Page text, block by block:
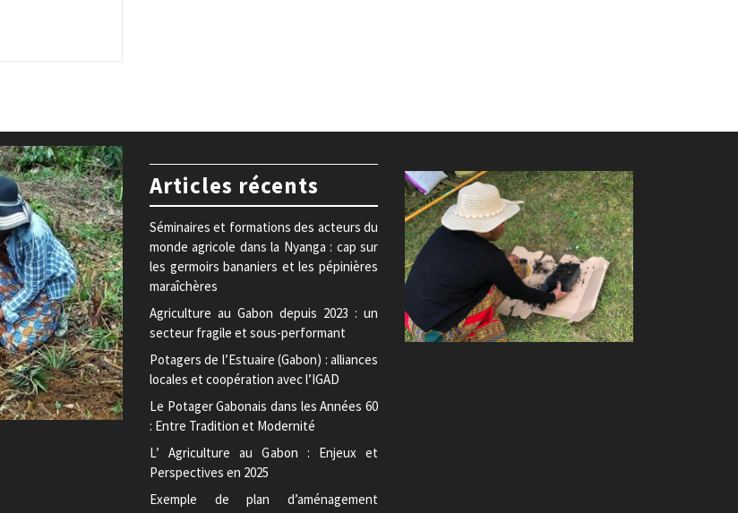
Articles récents
Séminaires et formations des acteurs du
monde agricole dans la Nyanga : cap sur
les germoirs bananiers et les pépinières
maraîchères
Agriculture au Gabon depuis 2023 : un
secteur fragile et sous-performant
Potagers de l’Estuaire (Gabon) : alliances
locales et coopération avec l’IGAD
Le Potager Gabonais dans les Années 60
: Entre Tradition et Modernité
L’ Agriculture au Gabon : Enjeux et
Perspectives en 2025
Exemple de plan d’aménagement